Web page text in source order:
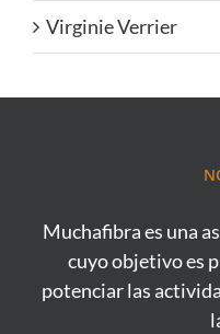
Virginie Verrier
Muchafibra es una
cuyo objetivo es
potenciar las